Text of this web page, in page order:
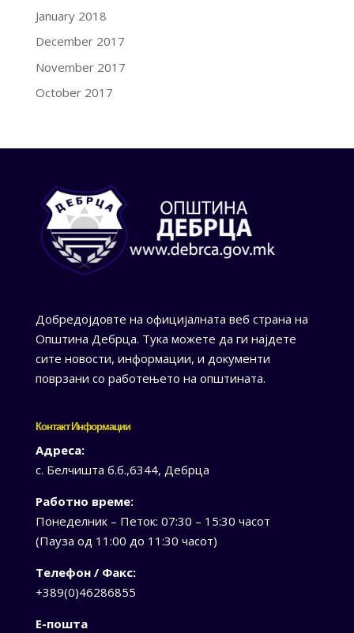
January 2018
December 2017
November 2017
October 2017
Добредојдовте на официјалната веб страна на
Општина Дебрца. Тука можете да ги најдете
сите новости, информации, и документи
поврзани со работењето на општината.
Контакт Информации
Адреса:
с. Белчишта б.б.,6344, Дебрца
Работно време:
Понеделник – Петок: 07:30 – 15:30 часот
(Пауза од 11:00 до 11:30 часот)
Телефон / Факс:
+389(0)46286855
Е-пошта